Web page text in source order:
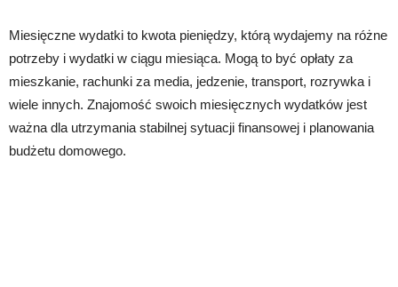
Miesięczne wydatki to kwota pieniędzy, którą wydajemy na różne
potrzeby i wydatki w ciągu miesiąca. Mogą to być opłaty za
mieszkanie, rachunki za media, jedzenie, transport, rozrywka i
wiele innych. Znajomość swoich miesięcznych wydatków jest
ważna dla utrzymania stabilnej sytuacji finansowej i planowania
budżetu domowego.